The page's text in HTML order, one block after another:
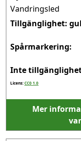
Vandringsled
Tillgänglighet: gul
Spårmarkering:
Inte
Licens:CC0 1.0
Mer